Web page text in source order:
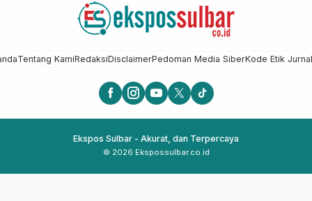
Tentang KamiRedaksiDisclaimerPedoman Media SiberKode Etik
Ekspos Sulbar - Akurat, dan Terpercaya
© 2026 Ekspossulbar.co.id